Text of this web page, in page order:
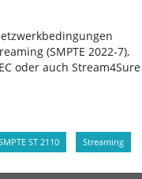
(SMPTE 2022-7),
oder auch Stream4Sure
ST 2110 Streaming